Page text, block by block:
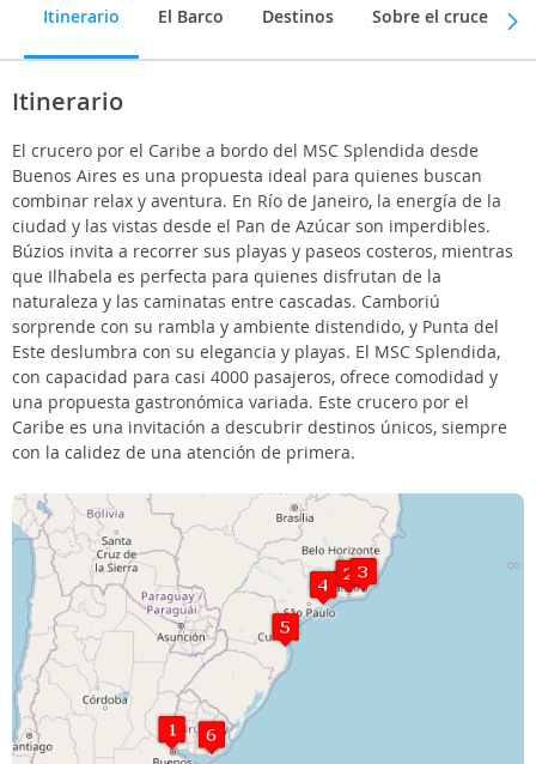
Itinerario El Barco Destinos Sobre el crucero
Itinerario
El crucero por el Caribe a bordo del MSC Splendida desde
Buenos Aires es una propuesta ideal para quienes buscan
combinar relax y aventura. En Río de Janeiro, la energía de la
ciudad y las vistas desde el Pan de Azúcar son imperdibles.
Búzios invita a recorrer sus playas y paseos costeros, mientras
que Ilhabela es perfecta para quienes disfrutan de la
naturaleza y las caminatas entre cascadas. Camboriú
sorprende con su rambla y ambiente distendido, y Punta del
Este deslumbra con su elegancia y playas. El MSC Splendida,
con capacidad para casi 4000 pasajeros, ofrece comodidad y
una propuesta gastronómica variada. Este crucero por el
Caribe es una invitación a descubrir destinos únicos, siempre
con la calidez de una atención de primera.